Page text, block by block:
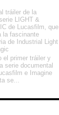
tráiler de la
LIGHT &
de Lucasfilm, que
la fascinante
de Industrial Light
el primer tráiler y
serie documental
e Imagine
se...